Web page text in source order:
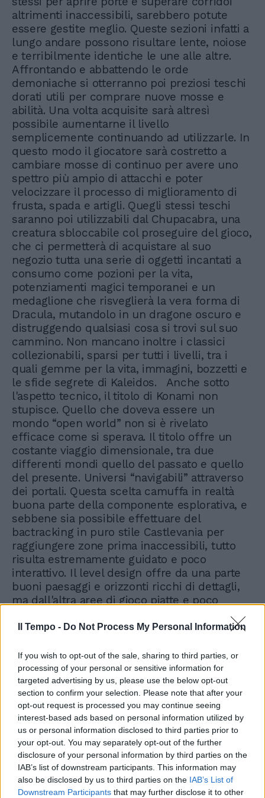
Il Tempo - Do Not Process My Personal Information
If you wish to opt-out of the sale, sharing to third parties, or
processing of your personal or sensitive information for
targeted advertising by us, please use the below opt-out
section to confirm your selection. Please note that after your
opt-out request is processed you may continue seeing
interest-based ads based on personal information utilized by
us or personal information disclosed to third parties prior to
your opt-out. You may separately opt-out of the further
disclosure of your personal information by third parties on the
IAB’s list of downstream participants. This information may
also be disclosed by us to third parties on the IAB’s List of
Downstream Participants that may further disclose it to other
altrimenti inaccessibili, sarebbero potute
essere gestite meglio. Queste sezioni infatti a
lungo andare possono risultare lente, noiose
e terribilmente identiche le une alle altre.
Affrontando e abbattendo le orde
demoniache si otterranno poi preziosi teschi
dorati utili per comprare nuove mosse e
abilità. Una volta acquisite sarà altresì
possibile aumentarne il livello
semplicemente continuando ad utilizzarle. In
questo modo il giocatore sarà costretto a
cambiare mosse di continuo per avere uno
spettro più ampio di attacchi e poter
velocizzare il processo di miglioramento di
frusta, spada e artigli. Quegli stessi teschi
saranno poi utilizzabili dal Chupacabra, una
creatura sbloccabile col proseguire del gioco,
che ci permetterà di acquistare al suo
negozio tutta una serie di oggetti incantati a
consumo come pozioni per la vita,
potenziamenti magici temporanei e un
medaglione che risveglierà la vera forma di
Dracula, mutandolo in un dragone oscuro e
distruggendo qualsiasi cosa si trovi sul suo
cammino. Non mancano inoltre i classici
collezionabili, sparsi per tutti i livelli, tra i
quali gemme per la vita, immagini, bozzetti e
le sfide segrete di Kaleidos. Anche sotto
l'aspetto tecnico, il titolo di Konami non
stupisce. Quello che doveva essere un
mondo “open world” non si è rivelato
efficace come si sperava. Il titolo offre un
costante viaggio dimensionale, tra due
differenti mondi quello del passato e quello
del presente. Universi “navigabili” attraverso
dei portali. Questa scelta camuffa in realtà
buona parte della componente esplorativa, e
sebbene sia possibile effettuare del
bactracking in puro stile Castlevania per
raggiungere zone prima inaccessibili, tutto
risulta estremamente guidato e poco
interattivo. Il level design offre da una parte
buoni paesaggi e orizzonti ricchi di dettagli,
ma dall'altra aree di gioco piatte e poco
modelli dei personaggi e del protagonista.
orchestrato in maniera quasi perfetta, con
una serie di temi ricorrenti ed in grado di
regalare un pizzico di enfasi agli scontri e alla
fasi più importanti di gioco. Il titolo offre
anche un ottimo doppiaggio in lingua inglese
farcito dai classici sottotitoli italiani. In
conclusione Castlevania Lords of Shadow 2
può essere classificato come un gioco di
buon livello, ma che non sfrutta pienamente
le potenzialità che il capitolo precedente
aveva. I fan più accaniti potrebbero chiudere